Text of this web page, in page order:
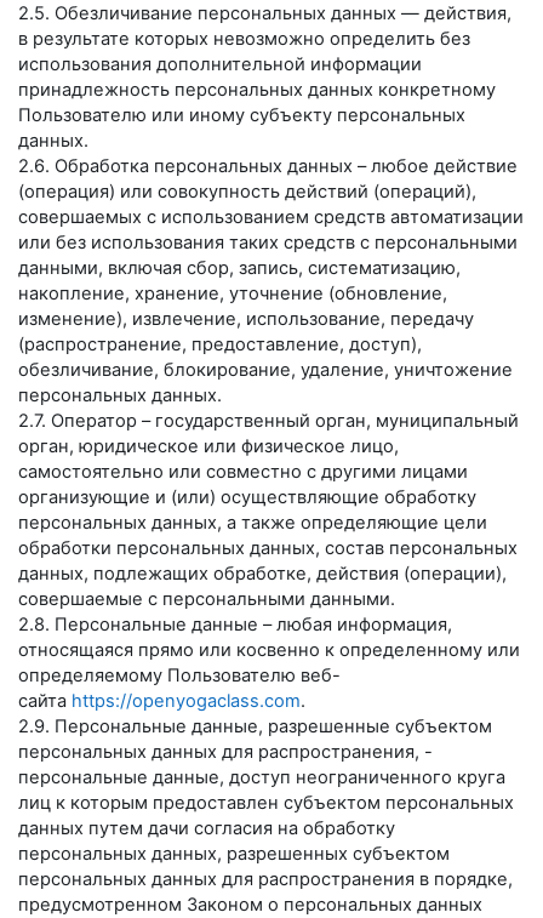
2.5. Обезличивание персональных данных — действия,
в результате которых невозможно определить без
использования дополнительной информации
принадлежность персональных данных конкретному
Пользователю или иному субъекту персональных
данных.
2.6. Обработка персональных данных – любое действие
(операция) или совокупность действий (операций),
совершаемых с использованием средств автоматизации
или без использования таких средств с персональными
данными, включая сбор, запись, систематизацию,
накопление, хранение, уточнение (обновление,
изменение), извлечение, использование, передачу
(распространение, предоставление, доступ),
обезличивание, блокирование, удаление, уничтожение
персональных данных.
2.7. Оператор – государственный орган, муниципальный
орган, юридическое или физическое лицо,
самостоятельно или совместно с другими лицами
организующие и (или) осуществляющие обработку
персональных данных, а также определяющие цели
обработки персональных данных, состав персональных
данных, подлежащих обработке, действия (операции),
совершаемые с персональными данными.
2.8. Персональные данные – любая информация,
относящаяся прямо или косвенно к определенному или
определяемому Пользователю веб-
сайта https://openyogaclass.com.
2.9. Персональные данные, разрешенные субъектом
персональных данных для распространения, -
персональные данные, доступ неограниченного круга
лиц к которым предоставлен субъектом персональных
данных путем дачи согласия на обработку
персональных данных, разрешенных субъектом
персональных данных для распространения в порядке,
предусмотренном Законом о персональных данных